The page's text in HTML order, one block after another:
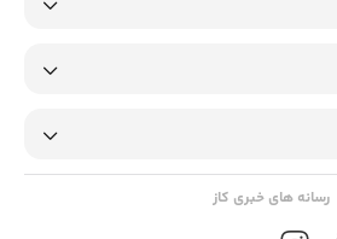
رسانه های خبری کاز